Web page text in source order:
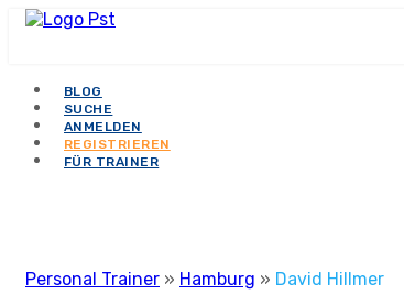
BLOG
SUCHE
ANMELDEN
REGISTRIEREN
FÜR TRAINER
Personal Trainer » Hamburg » David Hillmer